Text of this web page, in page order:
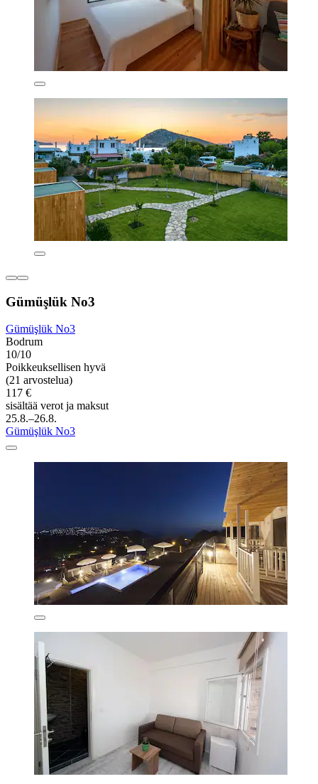
Gümüşlük No3
Gümüşlük No3
Bodrum
10/10
Poikkeuksellisen hyvä
(21 arvostelua)
117 €
sisältää verot ja maksut
25.8.–26.8.
Gümüşlük No3